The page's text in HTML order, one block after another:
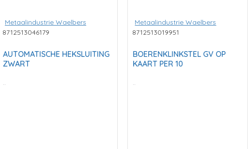
Metaalindustrie Waelbers
8712513046179
AUTOMATISCHE HEKSLUITING
ZWART
..
Metaalindustrie Waelbers
8712513019951
BOERENKLINKSTEL GV OP
KAART PER 10
..